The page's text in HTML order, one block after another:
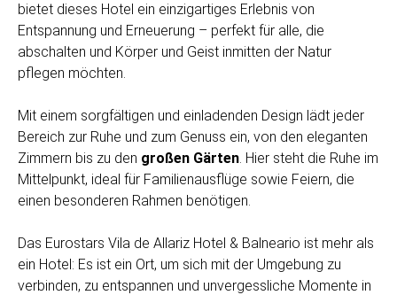
bietet dieses Hotel ein einzigartiges Erlebnis von
Entspannung und Erneuerung – perfekt für alle, die
abschalten und Körper und Geist inmitten der Natur
pflegen möchten.
Mit einem sorgfältigen und einladenden Design lädt jeder
Bereich zur Ruhe und zum Genuss ein, von den eleganten
Zimmern bis zu den großen Gärten. Hier steht die Ruhe im
Mittelpunkt, ideal für Familienausflüge sowie Feiern, die
einen besonderen Rahmen benötigen.
Das Eurostars Vila de Allariz Hotel & Balneario ist mehr als
ein Hotel: Es ist ein Ort, um sich mit der Umgebung zu
verbinden, zu entspannen und unvergessliche Momente in